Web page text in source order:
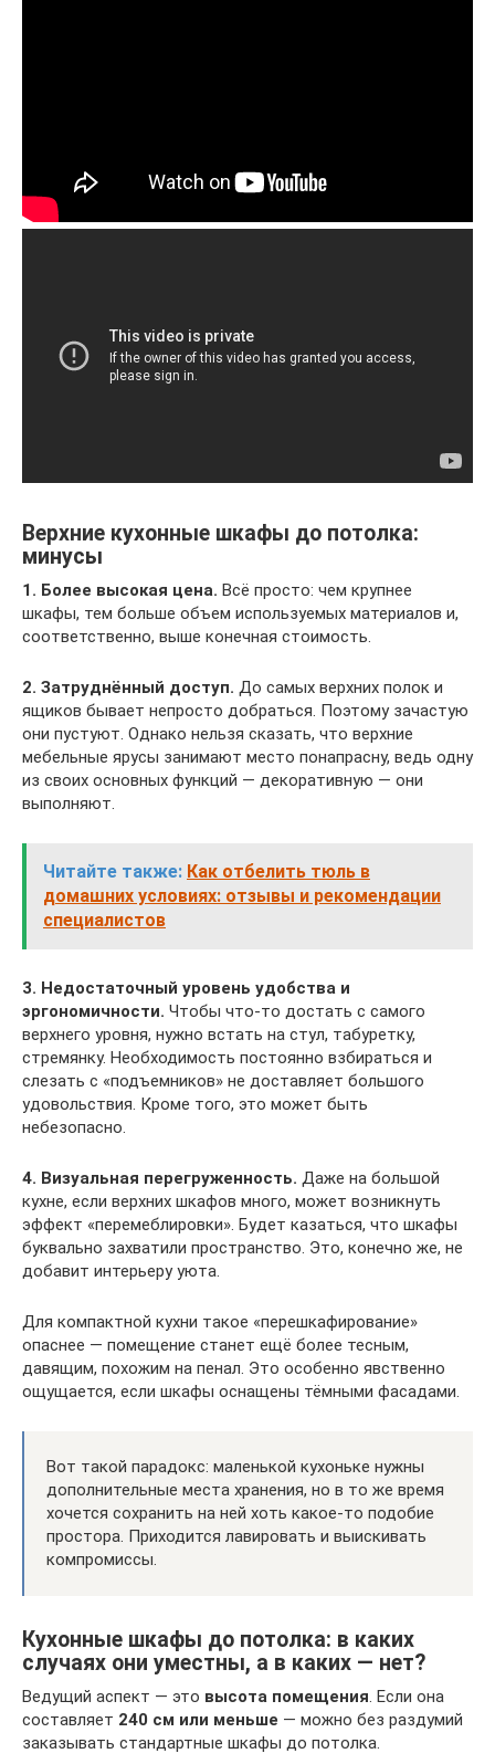
Верхние кухонные шкафы до потолка:
минусы
1. Более высокая цена. Всё просто: чем крупнее
шкафы, тем больше объем используемых материалов и,
соответственно, выше конечная стоимость.
2. Затруднённый доступ. До самых верхних полок и
ящиков бывает непросто добраться. Поэтому зачастую
они пустуют. Однако нельзя сказать, что верхние
мебельные ярусы занимают место понапрасну, ведь одну
из своих основных функций — декоративную — они
выполняют.
Читайте также: Как отбелить тюль в
домашних условиях: отзывы и рекомендации
специалистов
3. Недостаточный уровень удобства и
эргономичности. Чтобы что-то достать с самого
верхнего уровня, нужно встать на стул, табуретку,
стремянку. Необходимость постоянно взбираться и
слезать с «подъемников» не доставляет большого
удовольствия. Кроме того, это может быть
небезопасно.
4. Визуальная перегруженность. Даже на большой
кухне, если верхних шкафов много, может возникнуть
эффект «перемеблировки». Будет казаться, что шкафы
буквально захватили пространство. Это, конечно же, не
добавит интерьеру уюта.
Для компактной кухни такое «перешкафирование»
опаснее — помещение станет ещё более тесным,
давящим, похожим на пенал. Это особенно явственно
ощущается, если шкафы оснащены тёмными фасадами.
Вот такой парадокс: маленькой кухоньке нужны
дополнительные места хранения, но в то же время
хочется сохранить на ней хоть какое-то подобие
простора. Приходится лавировать и выискивать
компромиссы.
Кухонные шкафы до потолка: в каких
случаях они уместны, а в каких — нет?
Ведущий аспект — это высота помещения. Если она
составляет 240 см или меньше — можно без раздумий
заказывать стандартные шкафы до потолка.